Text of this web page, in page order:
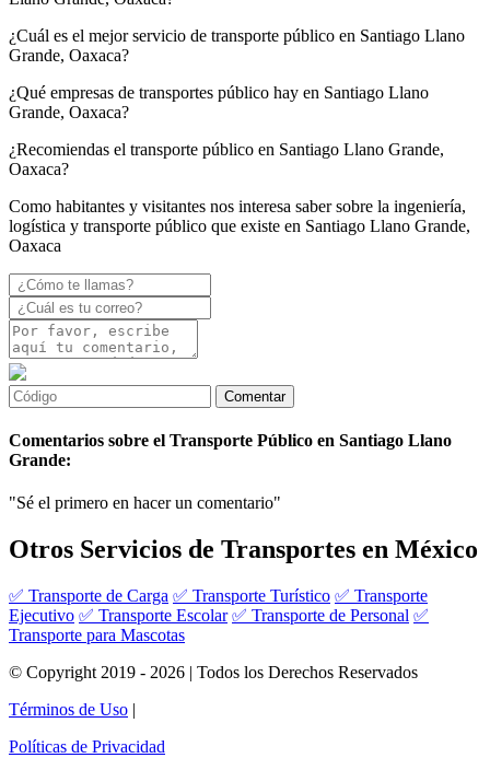
¿Cuál es el mejor servicio de transporte público en Santiago Llano
Grande, Oaxaca?
¿Qué empresas de transportes público hay en Santiago Llano
Grande, Oaxaca?
¿Recomiendas el transporte público en Santiago Llano Grande,
Oaxaca?
Como habitantes y visitantes nos interesa saber sobre la ingeniería,
logística y transporte público que existe en Santiago Llano Grande,
Oaxaca
Comentarios sobre el Transporte Público en Santiago Llano
Grande:
"Sé el primero en hacer un comentario"
Otros Servicios de Transportes en México
✅ Transporte de Carga ✅ Transporte Turístico ✅ Transporte
Ejecutivo ✅ Transporte Escolar ✅ Transporte de Personal ✅
Transporte para Mascotas
© Copyright 2019 - 2026 | Todos los Derechos Reservados
Términos de Uso |
Políticas de Privacidad